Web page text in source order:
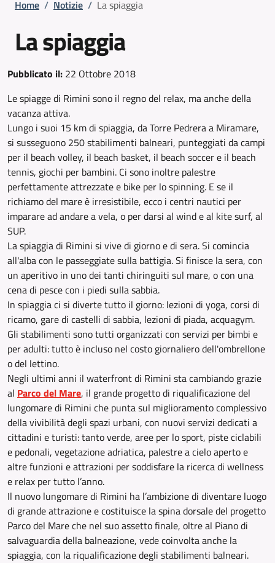
Home / Notizie / La spiaggia
La spiaggia
Pubblicato il: 22 Ottobre 2018
Le spiagge di Rimini sono il regno del relax, ma anche della
vacanza attiva.
Lungo i suoi 15 km di spiaggia, da Torre Pedrera a Miramare,
si susseguono 250 stabilimenti balneari, punteggiati da campi
per il beach volley, il beach basket, il beach soccer e il beach
tennis, giochi per bambini. Ci sono inoltre palestre
perfettamente attrezzate e bike per lo spinning. E se il
richiamo del mare è irresistibile, ecco i centri nautici per
imparare ad andare a vela, o per darsi al wind e al kite surf, al
SUP.
La spiaggia di Rimini si vive di giorno e di sera. Si comincia
all'alba con le passeggiate sulla battigia. Si finisce la sera, con
un aperitivo in uno dei tanti chiringuiti sul mare, o con una
cena di pesce con i piedi sulla sabbia.
In spiaggia ci si diverte tutto il giorno: lezioni di yoga, corsi di
ricamo, gare di castelli di sabbia, lezioni di piada, acquagym.
Gli stabilimenti sono tutti organizzati con servizi per bimbi e
per adulti: tutto è incluso nel costo giornaliero dell'ombrellone
o del lettino.
Negli ultimi anni il waterfront di Rimini sta cambiando grazie
al Parco del Mare, il grande progetto di riqualificazione del
lungomare di Rimini che punta sul miglioramento complessivo
della vivibilità degli spazi urbani, con nuovi servizi dedicati a
cittadini e turisti: tanto verde, aree per lo sport, piste ciclabili
e pedonali, vegetazione adriatica, palestre a cielo aperto e
altre funzioni e attrazioni per soddisfare la ricerca di wellness
e relax per tutto l’anno.
Il nuovo lungomare di Rimini ha l’ambizione di diventare luogo
di grande attrazione e costituisce la spina dorsale del progetto
Parco del Mare che nel suo assetto finale, oltre al Piano di
salvaguardia della balneazione, vede coinvolta anche la
spiaggia, con la riqualificazione degli stabilimenti balneari.